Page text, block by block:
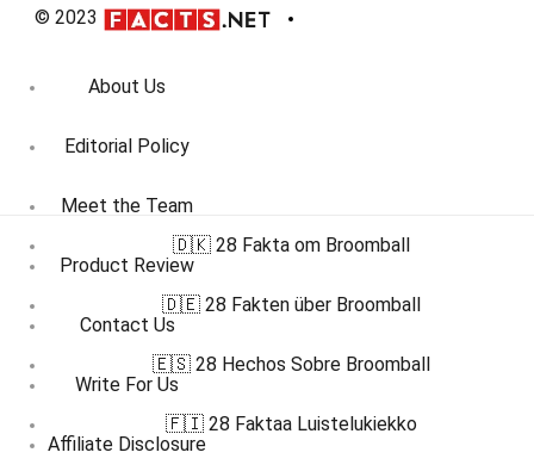
© 2023
About Us
Editorial Policy
Meet the Team
Product Review
Contact Us
Write For Us
Affiliate Disclosure
🇩🇰 28 Fakta om Broomball
🇩🇪 28 Fakten über Broomball
🇪🇸 28 Hechos Sobre Broomball
🇫🇮 28 Faktaa Luistelukiekko